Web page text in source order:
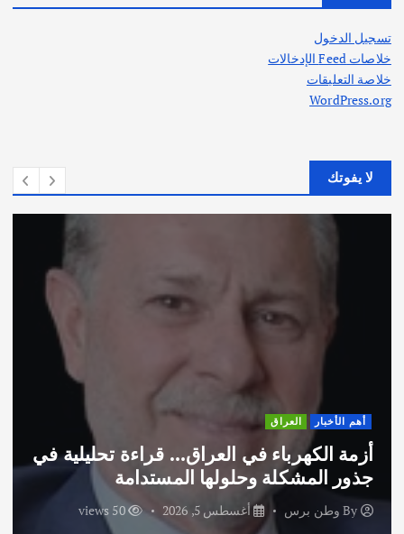
تسجيل الدخول
خلاصات Feed الإدخالات
خلاصة التعليقات
WordPress.org
لا يفوتك
أهم الأخبار ثقافة وفنون
اختتام ورشة السينوغرافيا في مدينة كلباء
الاماراتية
By وطن برس أغسطس 3, 2026 61 views